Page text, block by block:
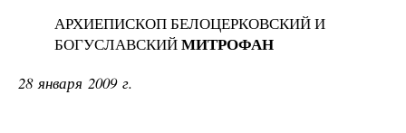
АРХИЕПИСКОП БЕЛОЦЕРКОВСКИЙ И
БОГУСЛАВСКИЙМИТРОФАН
28 января 2009 г.